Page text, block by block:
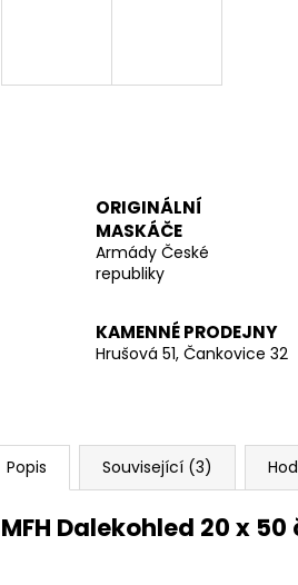
ORIGINÁLNÍ
MASKÁČE
Armády České
republiky
KAMENNÉ PRODEJNY
Hrušová 51, Čankovice 32
Popis Související (3)
MFH Dalekohled 20 x 50